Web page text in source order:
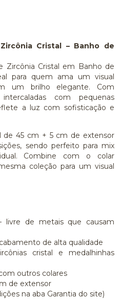
Cristal – Banho de
Zircônia Cristal em Banho de
para quem ama um visual
um brilho elegante. Com
com pequenas
a luz com sofisticação e
de 45 cm + 5 cm de extensor
sendo perfeito para mix
Combine com o colar
coleção para um visual
livre de metais que causam
de alta qualidade
cristal e medalhinhas
outros colares
de extensor
na aba Garantia do site)